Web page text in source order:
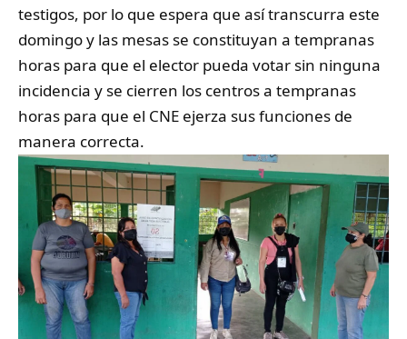
testigos, por lo que espera que así transcurra este
domingo y las mesas se constituyan a tempranas
horas para que el elector pueda votar sin ninguna
incidencia y se cierren los centros a tempranas
horas para que el CNE ejerza sus funciones de
manera correcta.